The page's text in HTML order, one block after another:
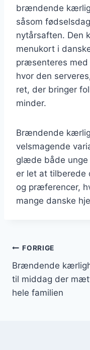
brændende
såsom
nytårsaften. Den
menukort i
præsenteres
hvor den
ret, der bringer
minder.
Brændende
velsmagende
glæde både unge
er let at tilberede
og præferencer,
mange danske
FORRIGE
Brændende
til middag der
hele familien